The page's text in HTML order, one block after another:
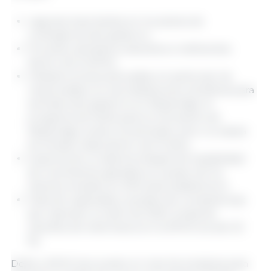
relacionadas con las instalaciones científicas para
Defra y APHA han puesto en marcha iniciativas para